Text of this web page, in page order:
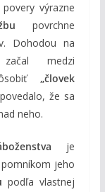
výrazne
povrchne
Dohodou na
medzi
„človek
že sa
neho.
je
jeho
podľa vlastnej